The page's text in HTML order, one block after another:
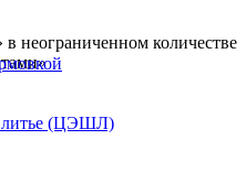
литье (ЦЭШЛ)
в неограниченном количестве